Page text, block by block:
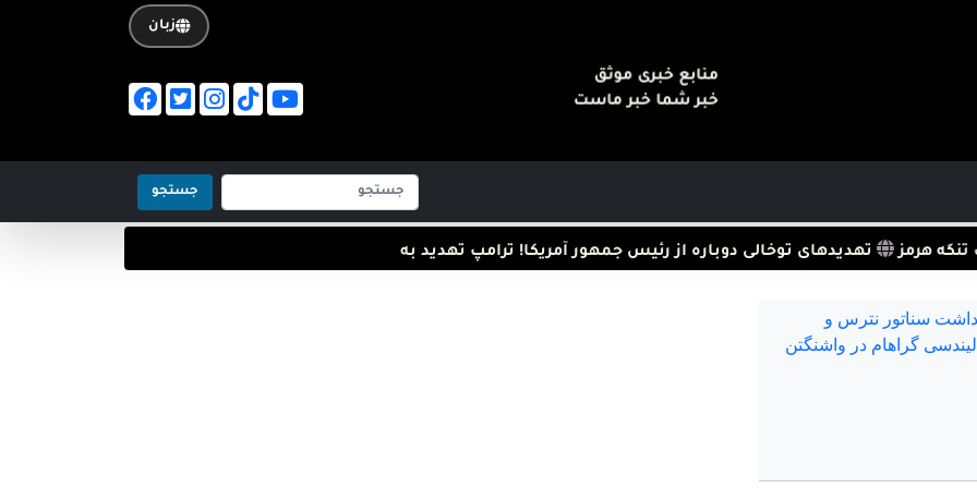
زبان
منابع خبری موثق
خبر شما خبر ماست
جستجو
هرمز تهدیدهای توخالی دوباره از رئیس جمهور آمریکا! ترامپ تهدید به